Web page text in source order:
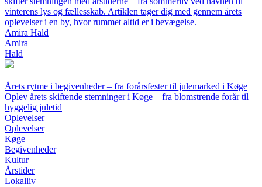
vinterens lys og fællesskab. Artiklen tager dig med gennem årets
oplevelser i en by, hvor rummet altid er i bevægelse.
Amira Hald
Amira
Hald
Årets rytme i begivenheder – fra forårsfester til julemarked i Køge
Oplev årets skiftende stemninger i Køge – fra blomstrende forår til
hyggelig juletid
Oplevelser
Oplevelser
Køge
Begivenheder
Kultur
Årstider
Lokalliv